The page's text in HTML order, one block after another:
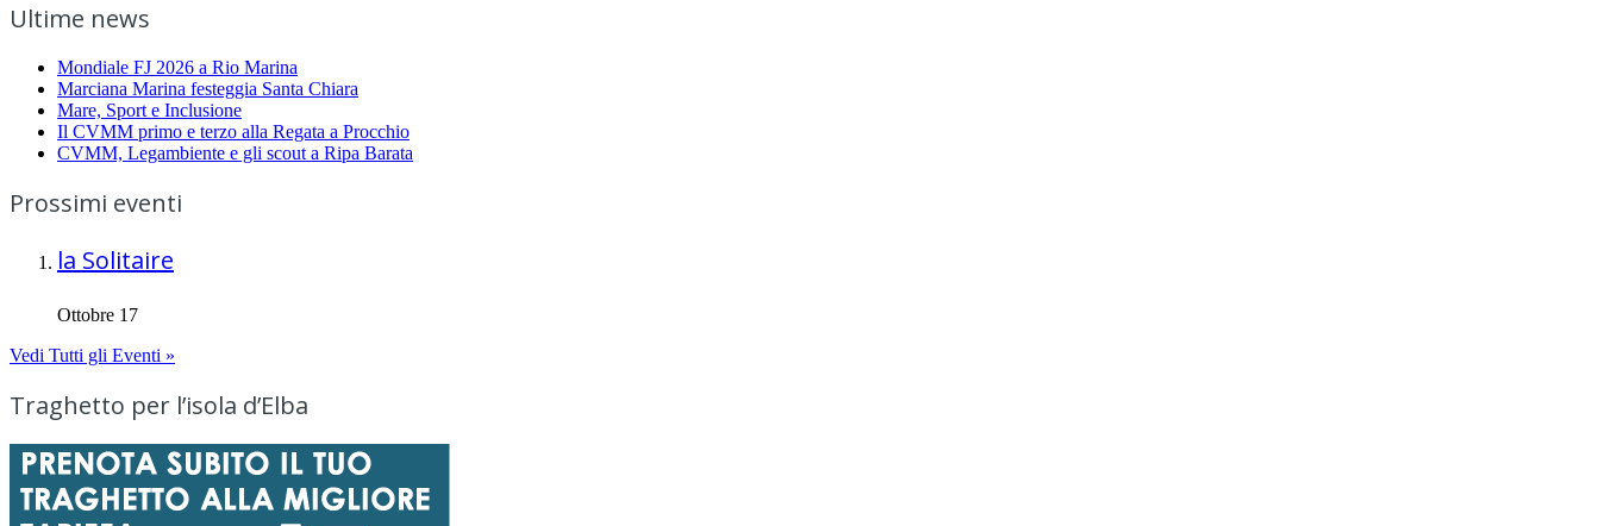
Ultime news
Mondiale FJ 2026 a Rio Marina
Marciana Marina festeggia Santa Chiara
Mare, Sport e Inclusione
Il CVMM primo e terzo alla Regata a Procchio
CVMM, Legambiente e gli scout a Ripa Barata
Prossimi eventi
la Solitaire
Ottobre 17
Vedi Tutti gli Eventi »
Traghetto per l’isola d’Elba